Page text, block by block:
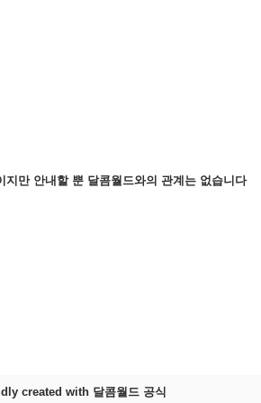
지만 안내할 뿐 달콤월드와의 관계는 없습니다
created with 달콤월드 공식